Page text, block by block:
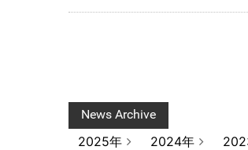
News Archive
2025年 2024年